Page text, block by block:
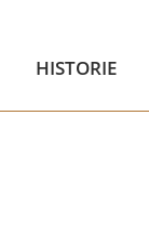
HISTORIE